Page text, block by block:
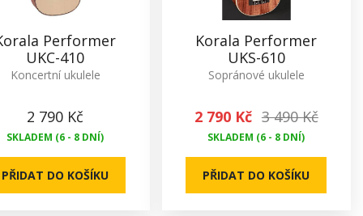
Performer
UKC-410
Koncertní ukulele
2 790 Kč
SKLADEM (6 - 8 DNÍ)
PŘIDAT DO KOŠÍKU
Korala Performer
UKS-610
Sopránové ukulele
2 790 Kč 3 490 Kč
SKLADEM (6 - 8 DNÍ)
PŘIDAT DO KOŠÍKU